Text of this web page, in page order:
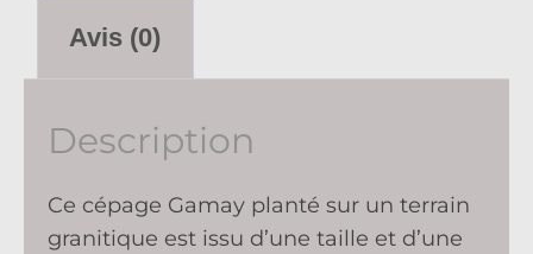
Avis (0)
Description
Ce cépage Gamay planté sur un terrain
granitique est issu d’une taille et d’une